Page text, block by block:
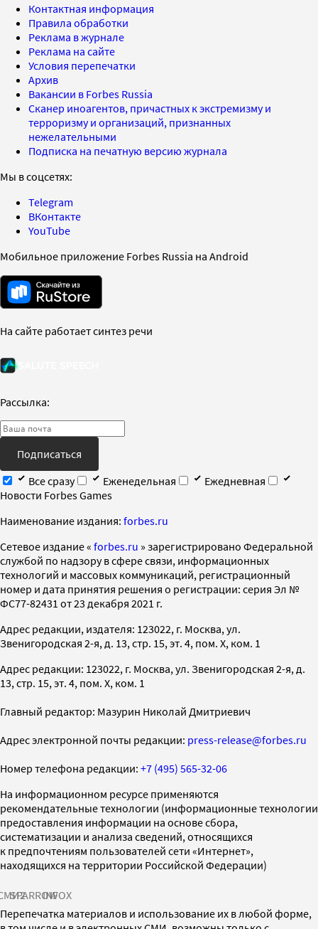
Контактная информация
Правила обработки
Реклама в журнале
Реклама на сайте
Условия перепечатки
Архив
Вакансии в Forbes Russia
Сканер иноагентов, причастных к экстремизму и
терроризму и организаций, признанных
нежелательными
Подписка на печатную версию журнала
Мы в соцсетях:
Telegram
ВКонтакте
YouTube
Мобильное приложение Forbes Russia на Android
На сайте работает синтез речи
Рассылка:
Подписаться
Все сразу
Еженедельная
Ежедневная
Новости Forbes Games
Наименование издания: forbes.ru
Cетевое издание « forbes.ru » зарегистрировано Федеральной
службой по надзору в сфере связи, информационных
технологий и массовых коммуникаций, регистрационный
номер и дата принятия решения о регистрации: серия Эл №
ФС77-82431 от 23 декабря 2021 г.
Адрес редакции, издателя: 123022, г. Москва, ул.
Звенигородская 2-я, д. 13, стр. 15, эт. 4, пом. X, ком. 1
Адрес редакции: 123022, г. Москва, ул. Звенигородская 2-я, д.
13, стр. 15, эт. 4, пом. X, ком. 1
Главный редактор: Мазурин Николай Дмитриевич
Адрес электронной почты редакции: press-release@forbes.ru
Номер телефона редакции: +7 (495) 565-32-06
На информационном ресурсе применяются
рекомендательные технологии (информационные технологии
предоставления информации на основе сбора,
систематизации и анализа сведений, относящихся
к предпочтениям пользователей сети «Интернет»,
находящихся на территории Российской Федерации)
SPARROWINFOX
Перепечатка материалов и использование их в любой форме,